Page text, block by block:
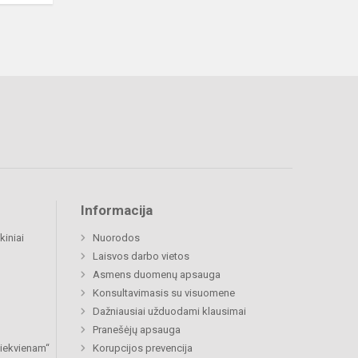
Informacija
Nuorodos
Laisvos darbo vietos
Asmens duomenų apsauga
Konsultavimasis su visuomene
Dažniausiai užduodami klausimai
Pranešėjų apsauga
Korupcijos prevencija